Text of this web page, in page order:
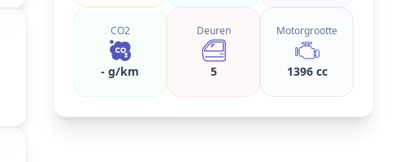
CO2
- g/km
Deuren
5
Motorgrootte
1396 cc